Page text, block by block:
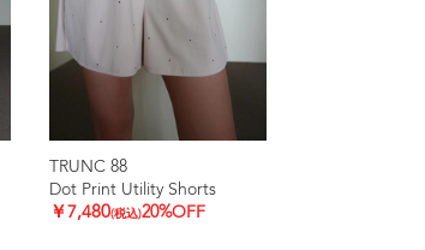
TRUNC 88
Dot Print Utility Shorts
￥7,480(税込)20%OFF